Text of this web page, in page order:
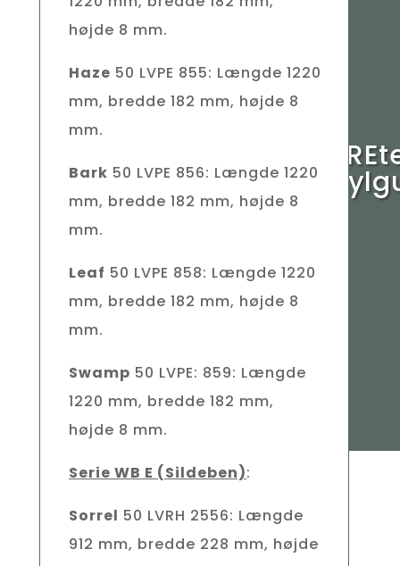
højde 8 mm.
Haze 50 LVPE 855: Længde 1220
mm, bredde 182 mm, højde 8
mm.
Bark 50 LVPE 856: Længde 1220
mm, bredde 182 mm, højde 8
mm.
Leaf 50 LVPE 858: Længde 1220
mm, bredde 182 mm, højde 8
mm.
Swamp 50 LVPE: 859: Længde
1220 mm, bredde 182 mm,
højde 8 mm.
Serie WB E (Sildeben):
Sorrel 50 LVRH 2556: Længde
912 mm, bredde 228 mm, højde